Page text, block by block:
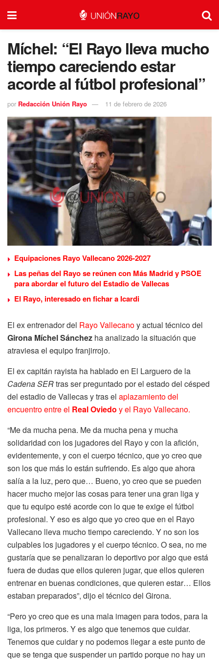
Míchel: “El Rayo lleva mucho
tiempo careciendo estar
acorde al fútbol profesional”
por Redacción Unión Rayo 11 de febrero de 2026
Equipaciones Rayo Vallecano 2026-2027
Las peñas del Rayo se reúnen con Más Madrid y PSOE
para abordar el futuro del Estadio de Vallecas
El Rayo, interesado en fichar a Icardi
El ex entrenador del Rayo Vallecanoy actual técnico del
Girona Míchel Sánchez ha analizado la situación que
atraviesa el equipo franjirrojo.
El ex capitán rayista ha hablado en El Larguero de la
Cadena SERtras ser preguntado por el estado del césped
del estadio de Vallecas y tras el aplazamiento del
encuentro entre el Real Oviedo y el Rayo Vallecano.
“Me da mucha pena. Me da mucha pena y mucha
solidaridad con los jugadores del Rayo y con la afición,
evidentemente, y con el cuerpo técnico, que yo creo que
son los que más lo están sufriendo. Es algo que ahora
salía a la luz, pero que… Bueno, yo creo que se pueden
hacer mucho mejor las cosas para tener una gran liga y
que tu equipo esté acorde con lo que te exige el fútbol
profesional. Y eso es algo que yo creo que en el Rayo
Vallecano lleva mucho tiempo careciendo. Y no son los
culpables los jugadores y el cuerpo técnico. O sea, no me
gustaría que se penalizaran lo deportivo por algo que está
fuera de dudas que ellos quieren jugar, que ellos quieren
entrenar en buenas condiciones, que quieren estar… Ellos
estaban preparados”, dijo el técnico del Girona.
“Pero yo creo que es una mala imagen para todos, para la
liga, los primeros. Y es algo que tenemos que cuidar.
Tenemos que cuidar y no podemos llegar a este punto de
que se tenga que suspender un partido porque no hay un